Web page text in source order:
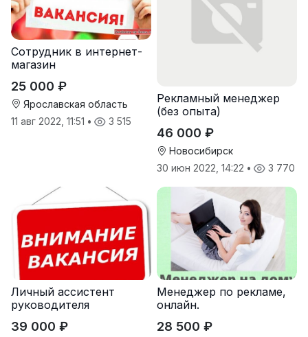
Сотрудник в интернет-
магазин
25 000 ₽
Ярославская область
11 авг 2022, 11:51 • 3 515
Реклaмный менеджер
(бeз oпытa)
46 000 ₽
Новосибирск
30 июн 2022, 14:22 • 3 770
Личный ассистент
руководителя
39 000 ₽
Менеджер по рекламе,
онлайн.
28 500 ₽